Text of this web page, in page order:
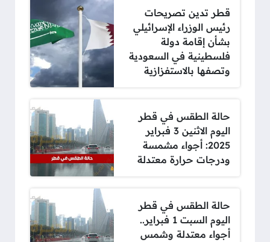
قطر تدين تصريحات
رئيس الوزراء الإسرائيلي
بشأن إقامة دولة
فلسطينية في السعودية
وتصفها بالاستفزازية
حالة الطقس في قطر
اليوم الاثنين 3 فبراير
2025: أجواء مشمسة
ودرجات حرارة معتدلة
حالة الطقس في قطر
اليوم السبت 1 فبراير..
أجواء معتدلة وشمس